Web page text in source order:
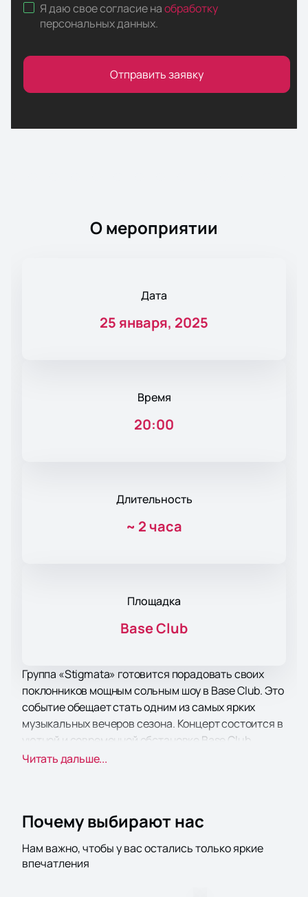
Я даю свое согласие наобработку
персональных данных.
Отправить заявку
О мероприятии
Дата
25 января, 2025
Время
20:00
Длительность
~ 2 часа
Площадка
Base Club
Группа «Stigmata» готовится порадовать своих
поклонников мощным сольным шоу в Base Club. Это
событие обещает стать одним из самых ярких
музыкальных вечеров сезона. Концерт состоится в
уютной и современной обстановке Base Club,
который славится отличной акустикой и удобным
концерт «Stigmata» — ещё одно тому
Сет-лист концерта будет включать как новые
композиции, так и проверенные временем хиты,
Читать дальше...
Почему выбирают нас
Нам важно, чтобы у вас остались только яркие
впечатления